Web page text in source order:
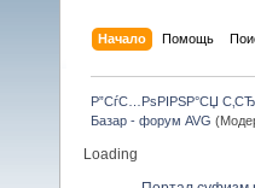
Начало Помощь
Р”СѓС…РѕРІРЅР°СЏ
Базар - форум AVG
Loading